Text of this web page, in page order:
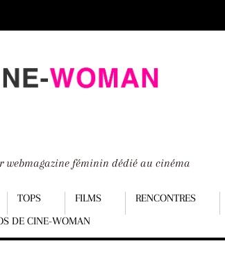
webmagazine féminin dédié au cinéma
TOPS FILMS RENCONTRES
DE CINE-WOMAN